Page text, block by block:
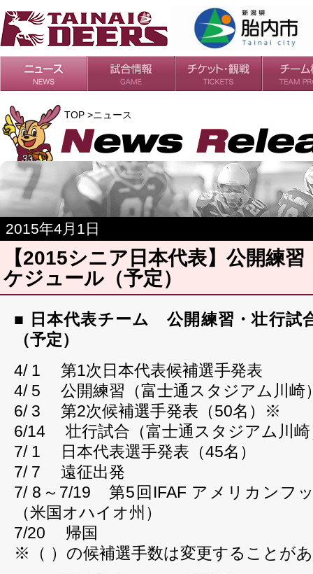
TOP >ニュース
2015年4月1日
【2015シニア日本代表】公開練
ケジュール（予定）
■ 日本代表チーム 公開練習・壮行試
（予定）
4/ 1 第1次日本代表候補選手発表
4/ 5 公開練習（富士通スタジアム川崎
6/ 3 第2次候補選手発表（50名）※
6/14 壮行試合（富士通スタジアム川崎
7/ 1 日本代表選手発表（45名）
7/ 7 遠征出発
7/ 8～7/19 第5回IFAF アメリカンフ
（米国オハイオ州）
7/20 帰国
※（ ）の候補選手数は変更することが